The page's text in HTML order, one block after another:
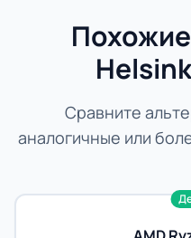
Сравните
аналогичные или